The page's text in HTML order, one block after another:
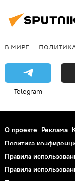
В МИРЕ
Telegram
О проекте Реклама
Политика
Правила
Правила